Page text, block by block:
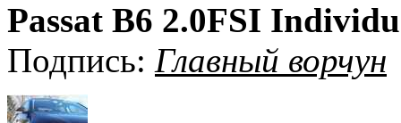
Passat B6 2.0FSI
Подпись: Главный ворчун